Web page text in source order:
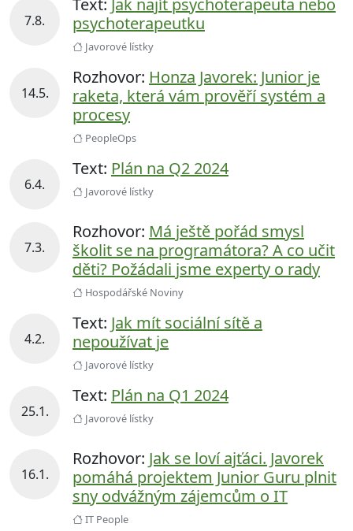
7.8.
Text: Jak najít psychoterapeuta nebo
psychoterapeutku
Javorové lístky
14.5.
Rozhovor: Honza Javorek: Junior je
raketa, která vám prověří systém a
procesy
PeopleOps
6.4.
Text: Plán na Q2 2024
Javorové lístky
7.3.
Rozhovor: Má ještě pořád smysl
školit se na programátora? A co učit
děti? Požádali jsme experty o rady
Hospodářské Noviny
4.2.
Text: Jak mít sociální sítě a
nepoužívat je
Javorové lístky
25.1.
Text: Plán na Q1 2024
Javorové lístky
16.1.
Rozhovor: Jak se loví ajťáci. Javorek
pomáhá projektem Junior Guru plnit
sny odvážným zájemcům o IT
IT People